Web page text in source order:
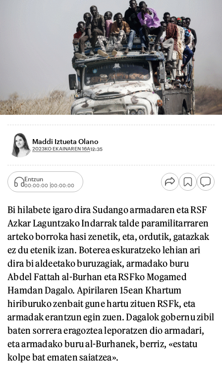
Maddi Iztueta Olano
2023KO EKAINAREN 16A12:35
Entzun
00:00:00 00:00:00
Bi hilabete igaro dira Sudango armadaren eta RSF
Azkar Laguntzako Indarrak talde paramilitarraren
arteko borroka hasi zenetik, eta, ordutik, gatazkak
ez du etenik izan. Boterea eskuratzeko lehian ari
dira bi aldeetako buruzagiak, armadako buru
Abdel Fattah al-Burhan eta RSFko Mogamed
Hamdan Dagalo. Apirilaren 15ean Khartum
hiriburuko zenbait gune hartu zituen RSFk, eta
armadak erantzun egin zuen. Dagalok gobernu zibil
baten sorrera eragoztea leporatzen dio armadari,
eta armadako buru al-Burhanek, berriz, «estatu
kolpe bat ematen saiatzea».